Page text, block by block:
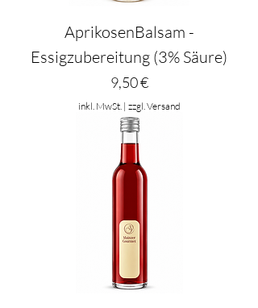
AprikosenBalsam -
Essigzubereitung (3% Säure)
Preis
9,50 €
inkl. MwSt.| zzgl. Versand